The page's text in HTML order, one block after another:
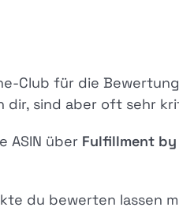
Club für die
dir, sind aber oft sehr
ASIN über Fulfillment by
du bewerten lassen